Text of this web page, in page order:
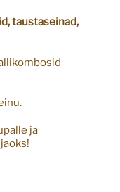
taustaseinad,
ja